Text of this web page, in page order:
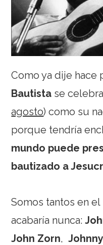
Como ya dije
Bautista se
agosto) como su
porque tendría
mundo puede
bautizado a
Somos tantos en
acabaría nunca:
John Zorn,